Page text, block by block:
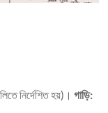
নির্দেশিত হয়)।গাড়ি: